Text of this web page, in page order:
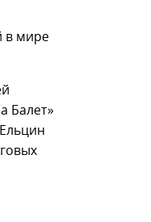
в мире
Балет»